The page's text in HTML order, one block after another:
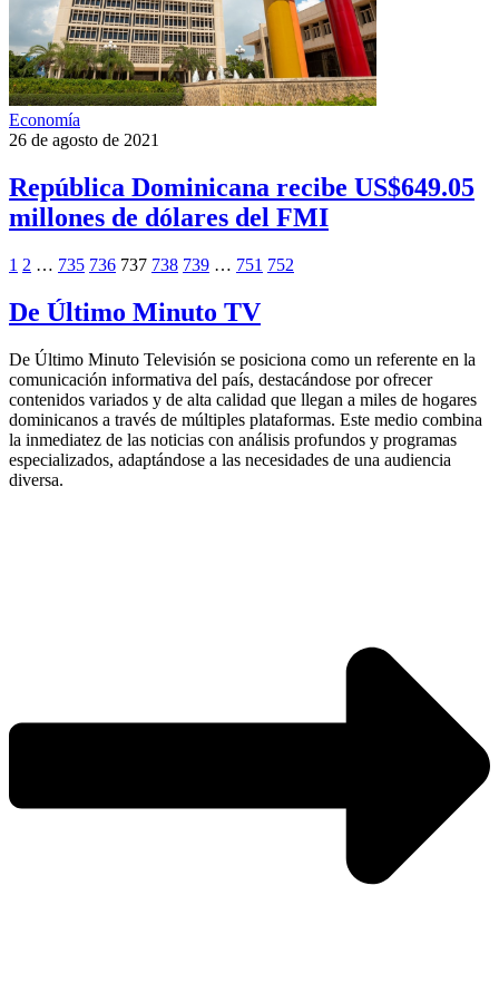
Economía
26 de agosto de 2021
República Dominicana recibe US$649.05
millones de dólares del FMI
1 2 … 735 736 737 738 739 … 751 752
De Último Minuto TV
De Último Minuto Televisión se posiciona como un referente en la
comunicación informativa del país, destacándose por ofrecer
contenidos variados y de alta calidad que llegan a miles de hogares
dominicanos a través de múltiples plataformas. Este medio combina
la inmediatez de las noticias con análisis profundos y programas
especializados, adaptándose a las necesidades de una audiencia
diversa.